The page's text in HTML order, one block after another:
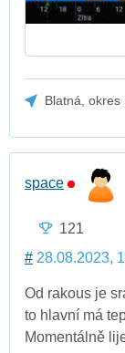
Blatná, okres
space
121
# 28.08.2023,
Od rakous je
to hlavní má
Momentálně